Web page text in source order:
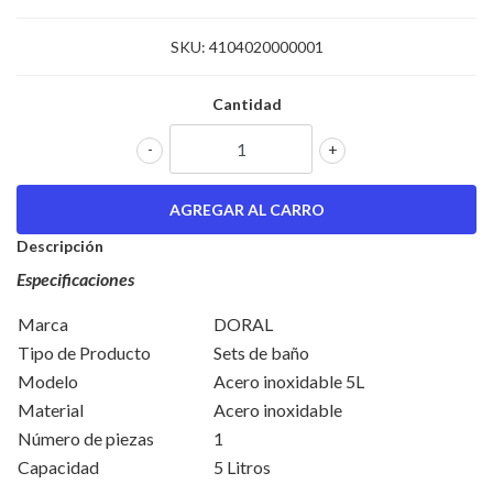
SKU: 4104020000001
Cantidad
+
-
Descripción
Especificaciones
Marca
DORAL
Tipo de Producto
Sets de baño
Modelo
Acero inoxidable 5L
Material
Acero inoxidable
Número de piezas
1
Capacidad
5 Litros